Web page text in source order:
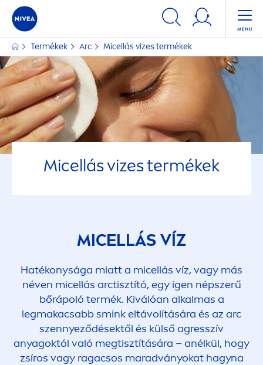
Termékek Arc Micellás vizes termékek
Micellás vizes termékek
MICELLÁS VÍZ
Hatékonysága miatt a micellás víz, vagy más
néven micellás arctisztító, egy igen népszerű
bőrápoló termék. Kiválóan alkalmas a
legmakacsabb smink eltávolítására és az arc
szennyeződésektől és külső agresszív
anyagoktól való megtisztítására – anélkül, hogy
zsíros vagy ragacsos maradványokat hagyna